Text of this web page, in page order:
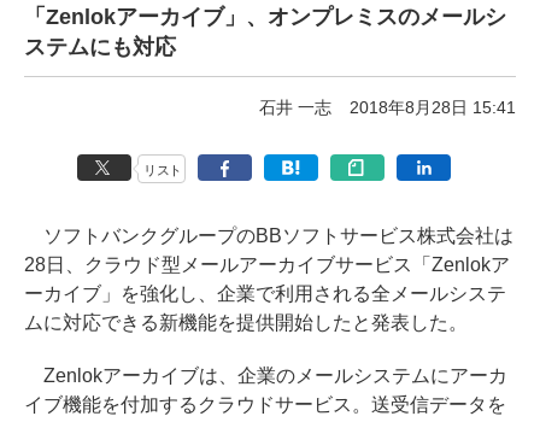
「Zenlokアーカイブ」、オンプレミスのメールシ
ステムにも対応
石井 一志 2018年8月28日 15:41
リスト
ソフトバンクグループのBBソフトサービス株式会社は
28日、クラウド型メールアーカイブサービス「Zenlokア
ーカイブ」を強化し、企業で利用される全メールシステ
ムに対応できる新機能を提供開始したと発表した。
Zenlokアーカイブは、企業のメールシステムにアーカ
イブ機能を付加するクラウドサービス。送受信データを